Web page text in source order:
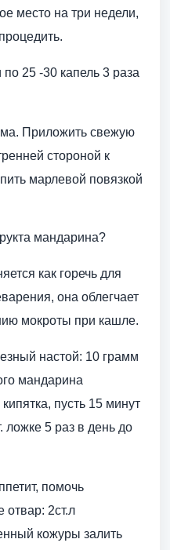
место на три недели,
25 -30 капель 3 раза
Приложить свежую
стороной к
марлевой повязкой
мандарина?
как горечь для
она облегчает
мокроты при кашле.
настой: 10 грамм
мандарина
пусть 15 минут
ложке 5 раз в день до
помочь
отвар: 2ст.л
кожуры залить